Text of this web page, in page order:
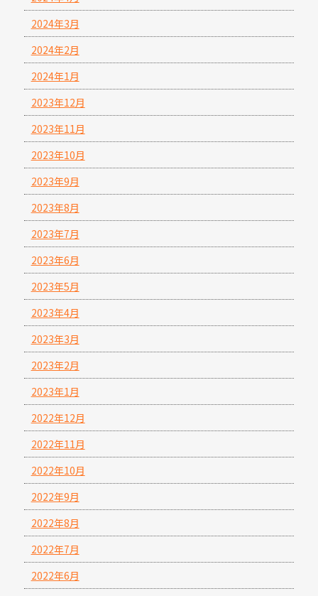
2024年3月
2024年2月
2024年1月
2023年12月
2023年11月
2023年10月
2023年9月
2023年8月
2023年7月
2023年6月
2023年5月
2023年4月
2023年3月
2023年2月
2023年1月
2022年12月
2022年11月
2022年10月
2022年9月
2022年8月
2022年7月
2022年6月